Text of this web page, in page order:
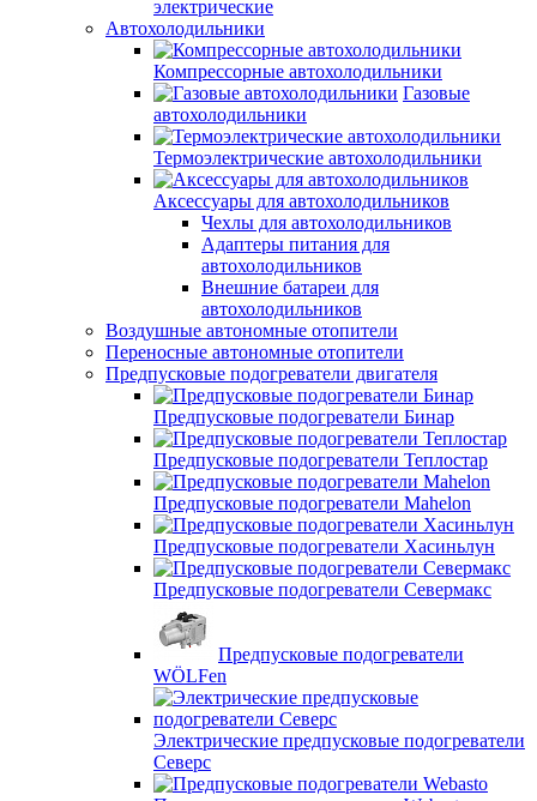
электрические
Автохолодильники
Компрессорные автохолодильники
Газовые
автохолодильники
Термоэлектрические автохолодильники
Аксессуары для автохолодильников
Чехлы для автохолодильников
Адаптеры питания для
автохолодильников
Внешние батареи для
автохолодильников
Воздушные автономные отопители
Переносные автономные отопители
Предпусковые подогреватели двигателя
Предпусковые подогреватели Бинар
Предпусковые подогреватели Теплостар
Предпусковые подогреватели Mahelon
Предпусковые подогреватели Хасиньлун
Предпусковые подогреватели Севермакс
Предпусковые подогреватели
WÖLFen
Электрические предпусковые подогреватели
Северс